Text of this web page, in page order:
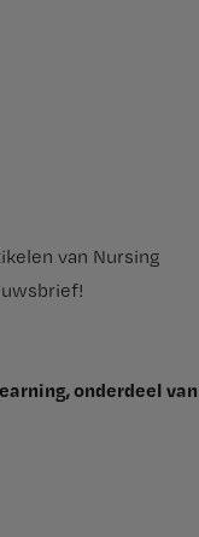
van Nursing
!
onderdeel van